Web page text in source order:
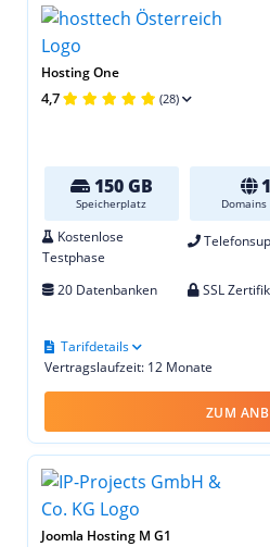
Hosting One
4,7 (28)
150 GB
Speicherplatz
1
Domains
Kostenlose
Testphase
20 Datenbanken SSL
Vertragslaufzeit: 12 Monate
Tarifdetails
ZUM
Joomla Hosting M G1